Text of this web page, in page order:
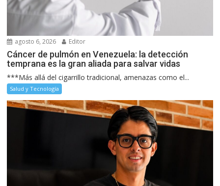
agosto 6, 2026 Editor
Cáncer de pulmón en Venezuela: la detección
temprana es la gran aliada para salvar vidas
***Más allá del cigarrillo tradicional, amenazas como el...
Salud y Tecnología